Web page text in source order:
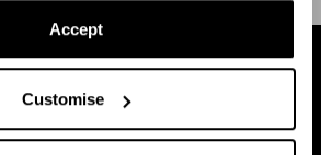
Accept
Customise